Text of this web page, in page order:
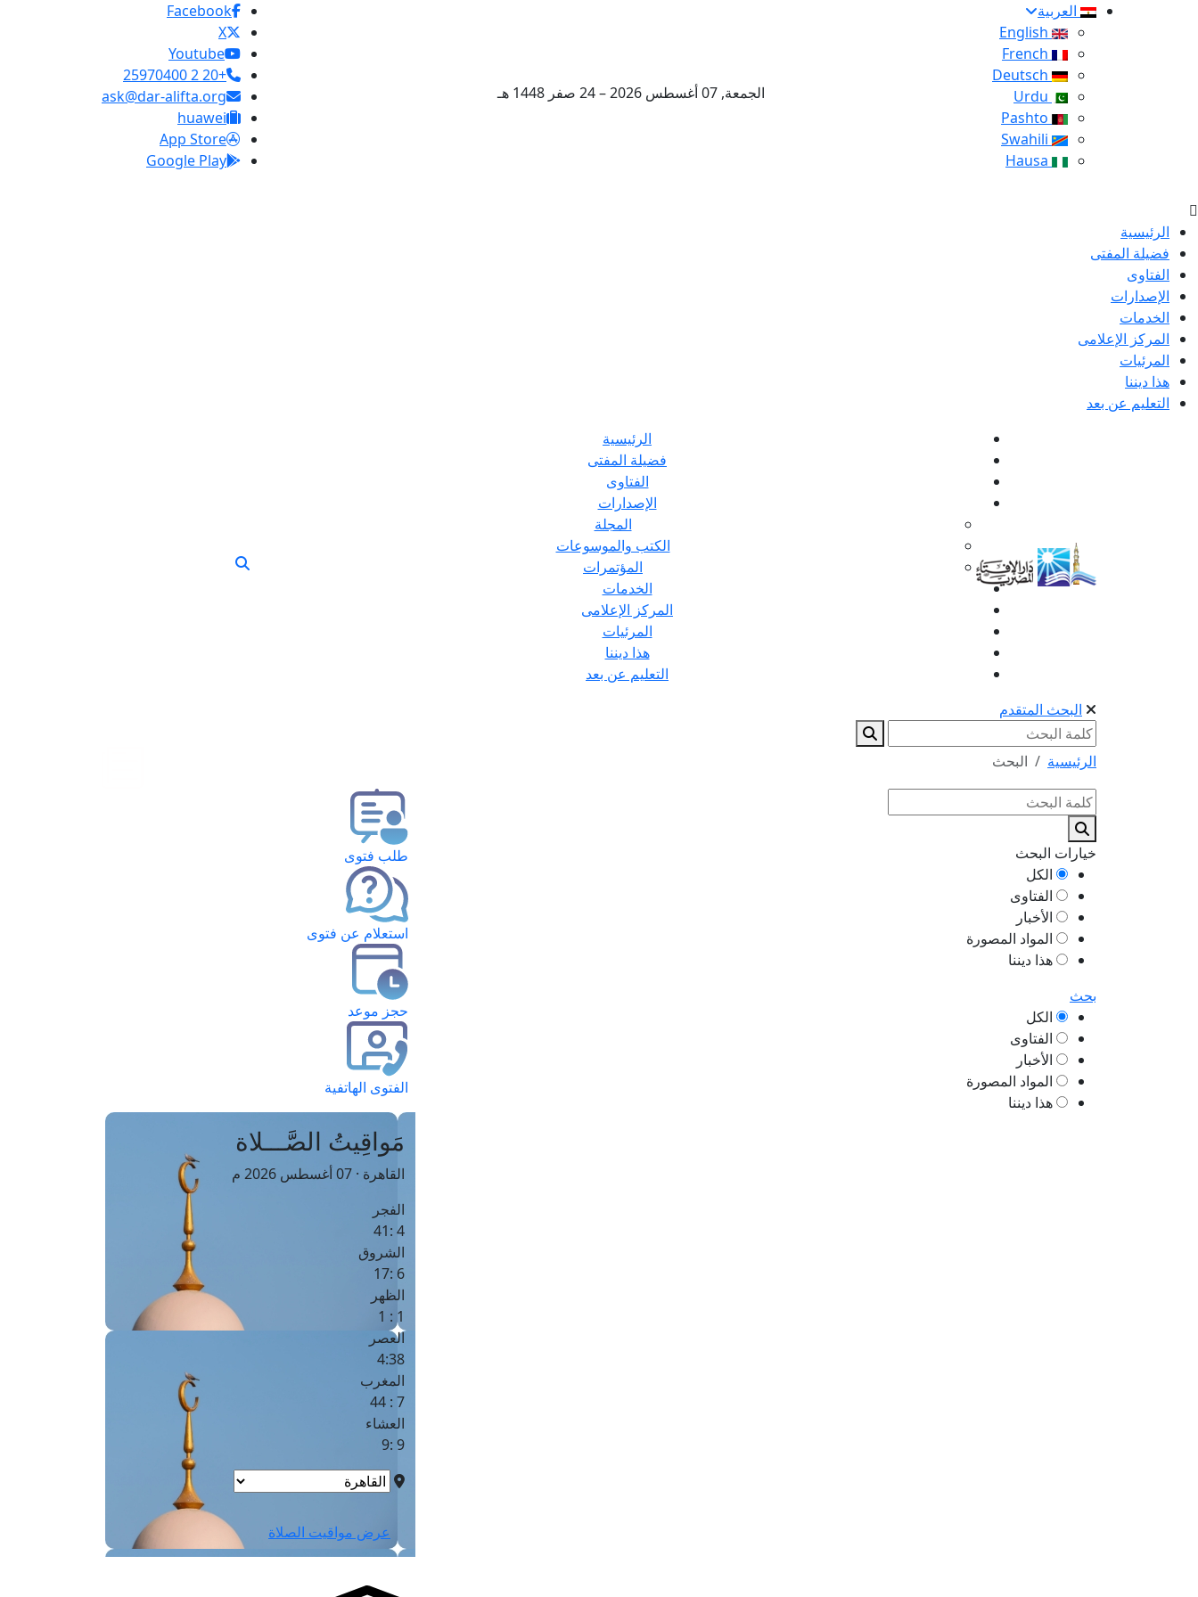
العربية
الجمعة, 07 أغسطس 2026 – 24 صفر 1448 هـ
Facebook
X
Youtube
+20 2 25970400
ask@dar-alifta.org
huawei
App Store
Google Play
الرئيسية
فضيلة المفتى
الفتاوى
الإصدارات
الخدمات
المركز الإعلامى
المرئيات
هذا ديننا
التعليم عن بعد
الرئيسية
فضيلة المفتى
الفتاوى
الإصدارات
المجلة
الكتب والموسوعات
المؤتمرات
الخدمات
المركز الإعلامى
المرئيات
هذا ديننا
التعليم عن بعد
البحث المتقدم
الرئيسية البحث
خيارات البحث
الكل
الفتاوى
الأخبار
المواد المصورة
هذا ديننا
بحث
الكل
الفتاوى
الأخبار
المواد المصورة
هذا ديننا
طلب فتوى
استعلام عن فتوى
حجز موعد
الفتوى الهاتفية
مَواقِيتُ الصَّـــلاة
القاهرة · 07 أغسطس 2026 م
الفجر
4 :41
الشروق
6 :17
الظهر
1 : 1
العصر
4:38
المغرب
7 : 44
العشاء
9 :9
عرض مواقيت الصلاة